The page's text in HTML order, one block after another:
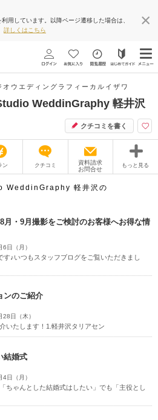
用しています。以降ページ遷移した場合は、
詳しくはこちら
ウエディングラフィーカルイザワ
WeddinGraphy 軽井沢
クチコミを書く
ン クチコミ
資料請求
お問合せ
もっと見る
フォトグラファー
スタジオトップ
WeddinGraphy 軽井沢の
・9月撮影をご検討のお客様へお得な情
日（月）
す♪いつもスタッフブログをご覧いただきまし
ンのご紹介
日（木）
いたします！1.軽井沢タリアセン
結婚式
日（月）
ちゃんとした結婚式はしたい」でも「主役とし